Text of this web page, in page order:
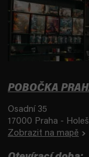
POBOČKA
Osadní 35
17000 Praha -
Zobrazit na mapě